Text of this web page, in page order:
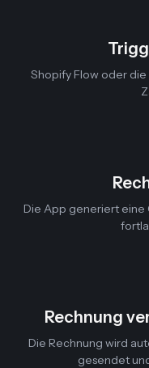
Shopify Flow oder
Die App generiert eine
Rechnung
Die Rechnung wird
gesendet